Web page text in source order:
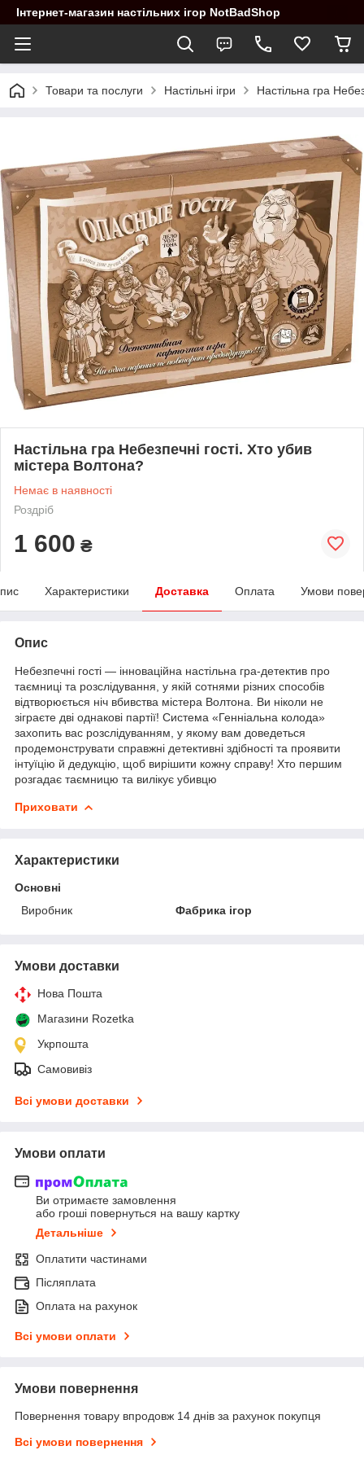
Інтернет-магазин настільних ігор NotBadShop
Товари та послуги Настільні ігри Настільна гра
Настільна гра Небезпечні гості. Хто убив
містера Волтона?
Немає в наявності
Роздріб
1 600 ₴
Характеристики Доставка Оплата Умови
Опис
Небезпечні гості — інноваційна настільна гра-детектив про
таємниці та розслідування, у якій сотнями різних способів
відтворюється ніч вбивства містера Волтона. Ви ніколи не
зіграєте дві однакові партії! Система «Генніальна колода»
захопить вас розслідуванням, у якому вам доведеться
продемонструвати справжні детективні здібності та проявити
інтуїцію й дедукцію, щоб вирішити кожну справу! Хто першим
розгадає таємницю та вилікує убивцю
Приховати
Характеристики
Основні
Виробник
Фабрика ігор
Умови доставки
Нова Пошта
Магазини Rozetka
Укрпошта
Самовивіз
Всі умови доставки
Умови оплати
Ви отримаєте замовлення
або гроші повернуться на вашу картку
Детальніше
Оплатити частинами
Післяплата
Оплата на рахунок
Всі умови оплати
Умови повернення
Повернення товару впродовж 14 днів за рахунок покупця
Всі умови повернення